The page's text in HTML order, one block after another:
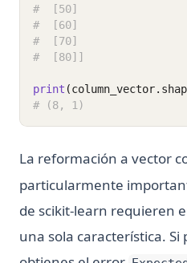
#  [50]
#  [60]
#  [70]
#  [80]]
print
# (8, 1)
La reformación a vector
particularmente
de scikit-learn requieren
una sola característica. Si